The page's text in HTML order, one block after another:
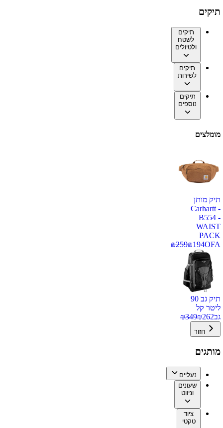
תיקים
תיקים
לשטח
ולטיולים
תיקים
לשירות
תיקים
נוספים
מומלצים
תיק מותן
Carhartt -
B554 -
WAIST
PACK
OFA
₪194
₪259
תיק גב 90
ליטר קל
גב
₪262
₪349
חזור
מותגים
נעליים
שעונים
וניווט
ציוד
טקטי